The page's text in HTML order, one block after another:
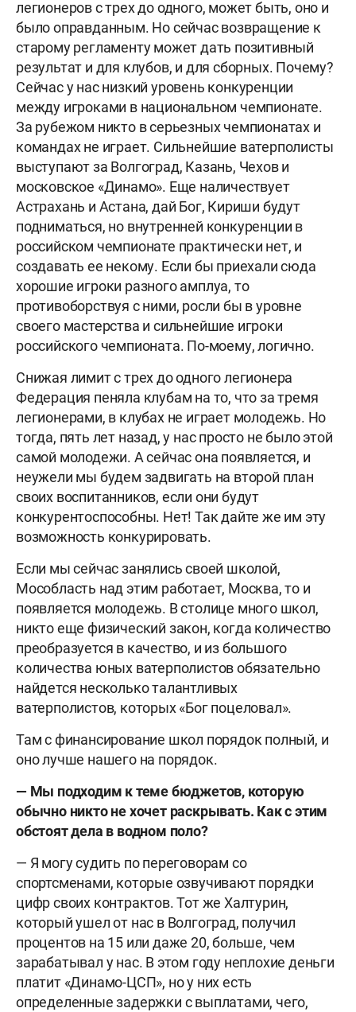
легионеров с трех до одного, может быть, оно и
было оправданным. Но сейчас возвращение к
старому регламенту может дать позитивный
результат и для клубов, и для сборных. Почему?
Сейчас у нас низкий уровень конкуренции
между игроками в национальном чемпионате.
За рубежом никто в серьезных чемпионатах и
командах не играет. Сильнейшие ватерполисты
выступают за Волгоград, Казань, Чехов и
московское «Динамо». Еще наличествует
Астрахань и Астана, дай Бог, Кириши будут
подниматься, но внутренней конкуренции в
российском чемпионате практически нет, и
создавать ее некому. Если бы приехали сюда
хорошие игроки разного амплуа, то
противоборствуя с ними, росли бы в уровне
своего мастерства и сильнейшие игроки
российского чемпионата. По-моему, логично.
Снижая лимит с трех до одного легионера
Федерация пеняла клубам на то, что за тремя
легионерами, в клубах не играет молодежь. Но
тогда, пять лет назад, у нас просто не было этой
самой молодежи. А сейчас она появляется, и
неужели мы будем задвигать на второй план
своих воспитанников, если они будут
конкурентоспособны. Нет! Так дайте же им эту
возможность конкурировать.
Если мы сейчас занялись своей школой,
Мособласть над этим работает, Москва, то и
появляется молодежь. В столице много школ,
никто еще физический закон, когда количество
преобразуется в качество, и из большого
количества юных ватерполистов обязательно
найдется несколько талантливых
ватерполистов, которых «Бог поцеловал».
Там с финансирование школ порядок полный, и
оно лучше нашего на порядок.
— Мы подходим к теме бюджетов, которую
обычно никто не хочет раскрывать. Как с этим
обстоят дела в водном поло?
— Я могу судить по переговорам со
спортсменами, которые озвучивают порядки
цифр своих контрактов. Тот же Халтурин,
который ушел от нас в Волгоград, получил
процентов на 15 или даже 20, больше, чем
зарабатывал у нас. В этом году неплохие деньги
платит «Динамо-ЦСП», но у них есть
определенные задержки с выплатами, чего,